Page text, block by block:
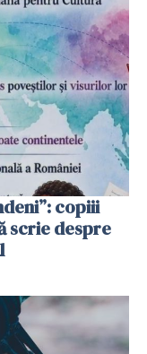
copiii
scrie despre